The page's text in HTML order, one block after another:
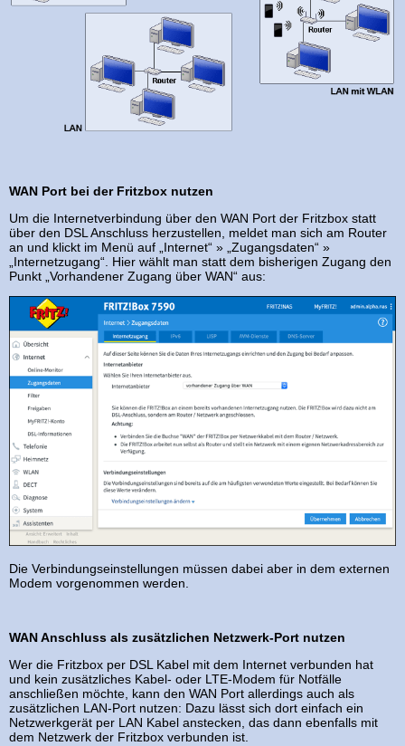
WAN Port bei der Fritzbox nutzen
Um die Internetverbindung über den WAN Port der Fritzbox statt
über den DSL Anschluss herzustellen, meldet man sich am Router
an und klickt im Menü auf „Internet“ » „Zugangsdaten“ »
„Internetzugang“. Hier wählt man statt dem bisherigen Zugang den
Punkt „Vorhandener Zugang über WAN“ aus:
Die Verbindungseinstellungen müssen dabei aber in dem externen
Modem vorgenommen werden.
WAN Anschluss als zusätzlichen Netzwerk-Port nutzen
Wer die Fritzbox per DSL Kabel mit dem Internet verbunden hat
und kein zusätzliches Kabel- oder LTE-Modem für Notfälle
anschließen möchte, kann den WAN Port allerdings auch als
zusätzlichen LAN-Port nutzen: Dazu lässt sich dort einfach ein
Netzwerkgerät per LAN Kabel anstecken, das dann ebenfalls mit
dem Netzwerk der Fritzbox verbunden ist.